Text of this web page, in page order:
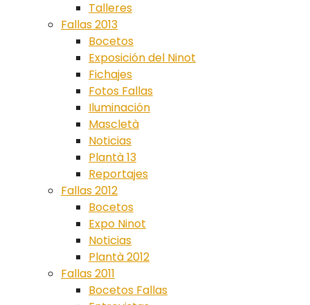
Talleres
Fallas 2013
Bocetos
Exposición del Ninot
Fichajes
Fotos Fallas
Iluminación
Mascletà
Noticias
Plantà 13
Reportajes
Fallas 2012
Bocetos
Expo Ninot
Noticias
Plantà 2012
Fallas 2011
Bocetos Fallas